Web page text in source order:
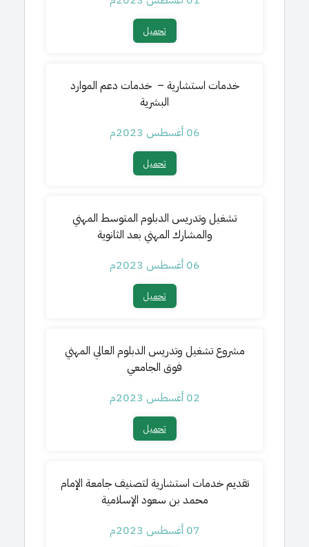
تحميل​
خدمات استشارية – خدمات دعم الموارد
البشرية
06 أغسطس 2023م
تحميل​
تشغيل وتدريس الدبلوم المتوسط المهني
والمشارك المهني بعد الثانوية
06 أغسطس 2023م
تحميل​
مشروع تشغيل وتدريس الدبلوم العالي المهني
فوق الجامعي
02 أغسطس 2023م
تحميل​
تقديم خدمات استشارية لتصنيف جامعة الإمام
محمد بن سعود الإسلامية
07 أغسطس 2023م